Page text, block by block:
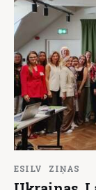
ESILV ZIŅAS